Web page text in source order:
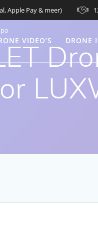
Apple Pay & meer)
VIDEO’S DRONE